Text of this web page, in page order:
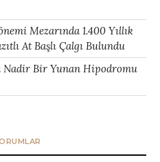
Mezarında 1.400 Yıllık
At Başlı Çalgı Bulundu
Nadir Bir Yunan Hipodromu